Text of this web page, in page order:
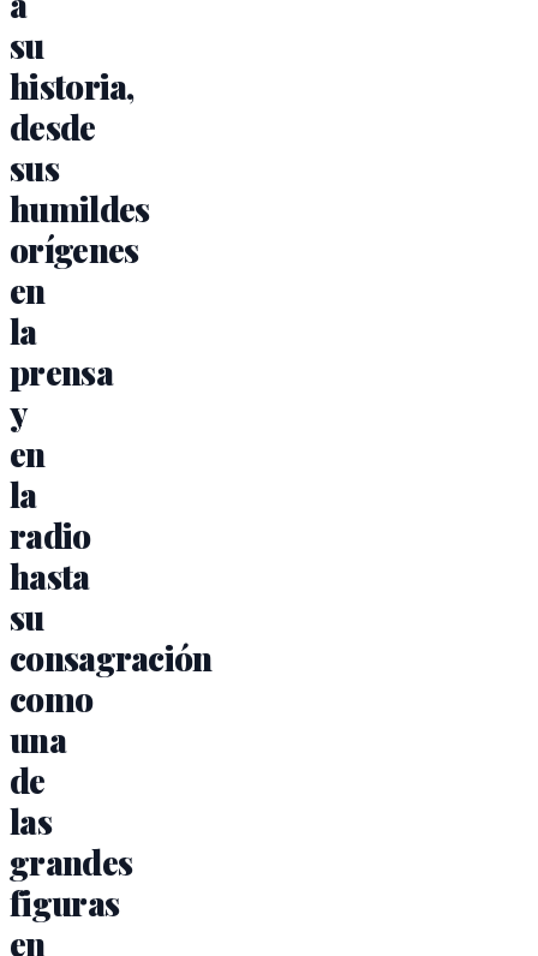
su
historia,
desde
sus
humildes
orígenes
en
la
prensa
y
en
la
radio
hasta
su
consagración
como
una
de
las
grandes
figuras
en